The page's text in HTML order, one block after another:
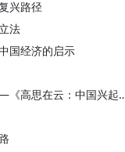
兴路径
法
国经济的启示
朱云汉：比起中国股市，美国的麻烦更